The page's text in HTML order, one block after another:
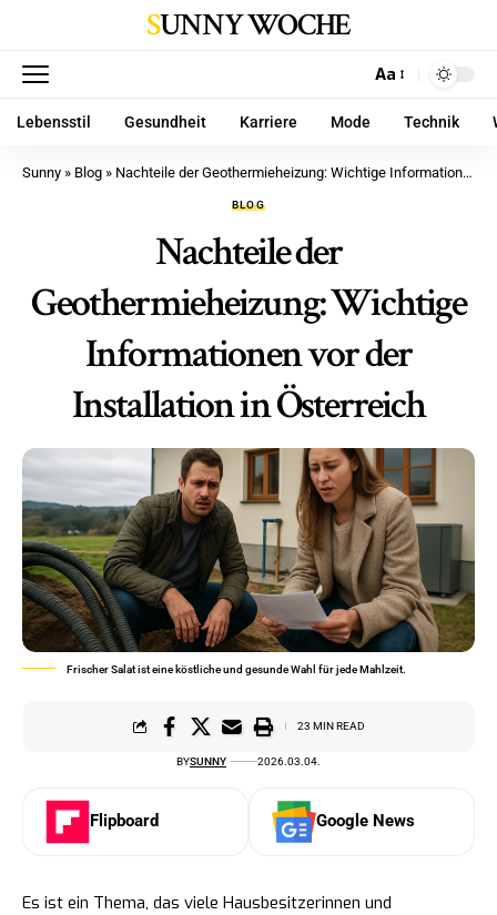
SUNNY WOCHE
Aa
Lebensstil Gesundheit Karriere Mode Technik
Sunny » Blog » Nachteile der Geothermieheizung: Wichtige Informationen vor der Installation in Österreich
BLOG
Nachteile der
Geothermieheizung: Wichtige
Informationen vor der
Installation in Österreich
Frischer Salat ist eine köstliche und gesunde Wahl für jede Mahlzeit.
BYSUNNY 2026.03.04.
23 MIN READ
Flipboard Google News
Es ist ein Thema, das viele Hausbesitzerinnen und